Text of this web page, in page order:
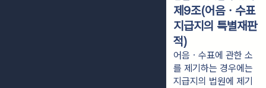
제9조(어음ㆍ수표
지급지의 특별재판
적)
어음ㆍ수표에 관한 소
를 제기하는 경우에는
지급지의 법원에 제기